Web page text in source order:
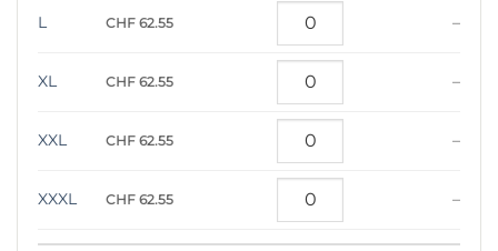
L CHF 62.55 –
XL CHF 62.55 –
XXL CHF 62.55 –
XXXL CHF 62.55 –